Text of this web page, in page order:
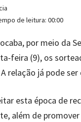
de leitura: 00:00
por meio da
feira (9), os
relação já pode
esta época de
além de